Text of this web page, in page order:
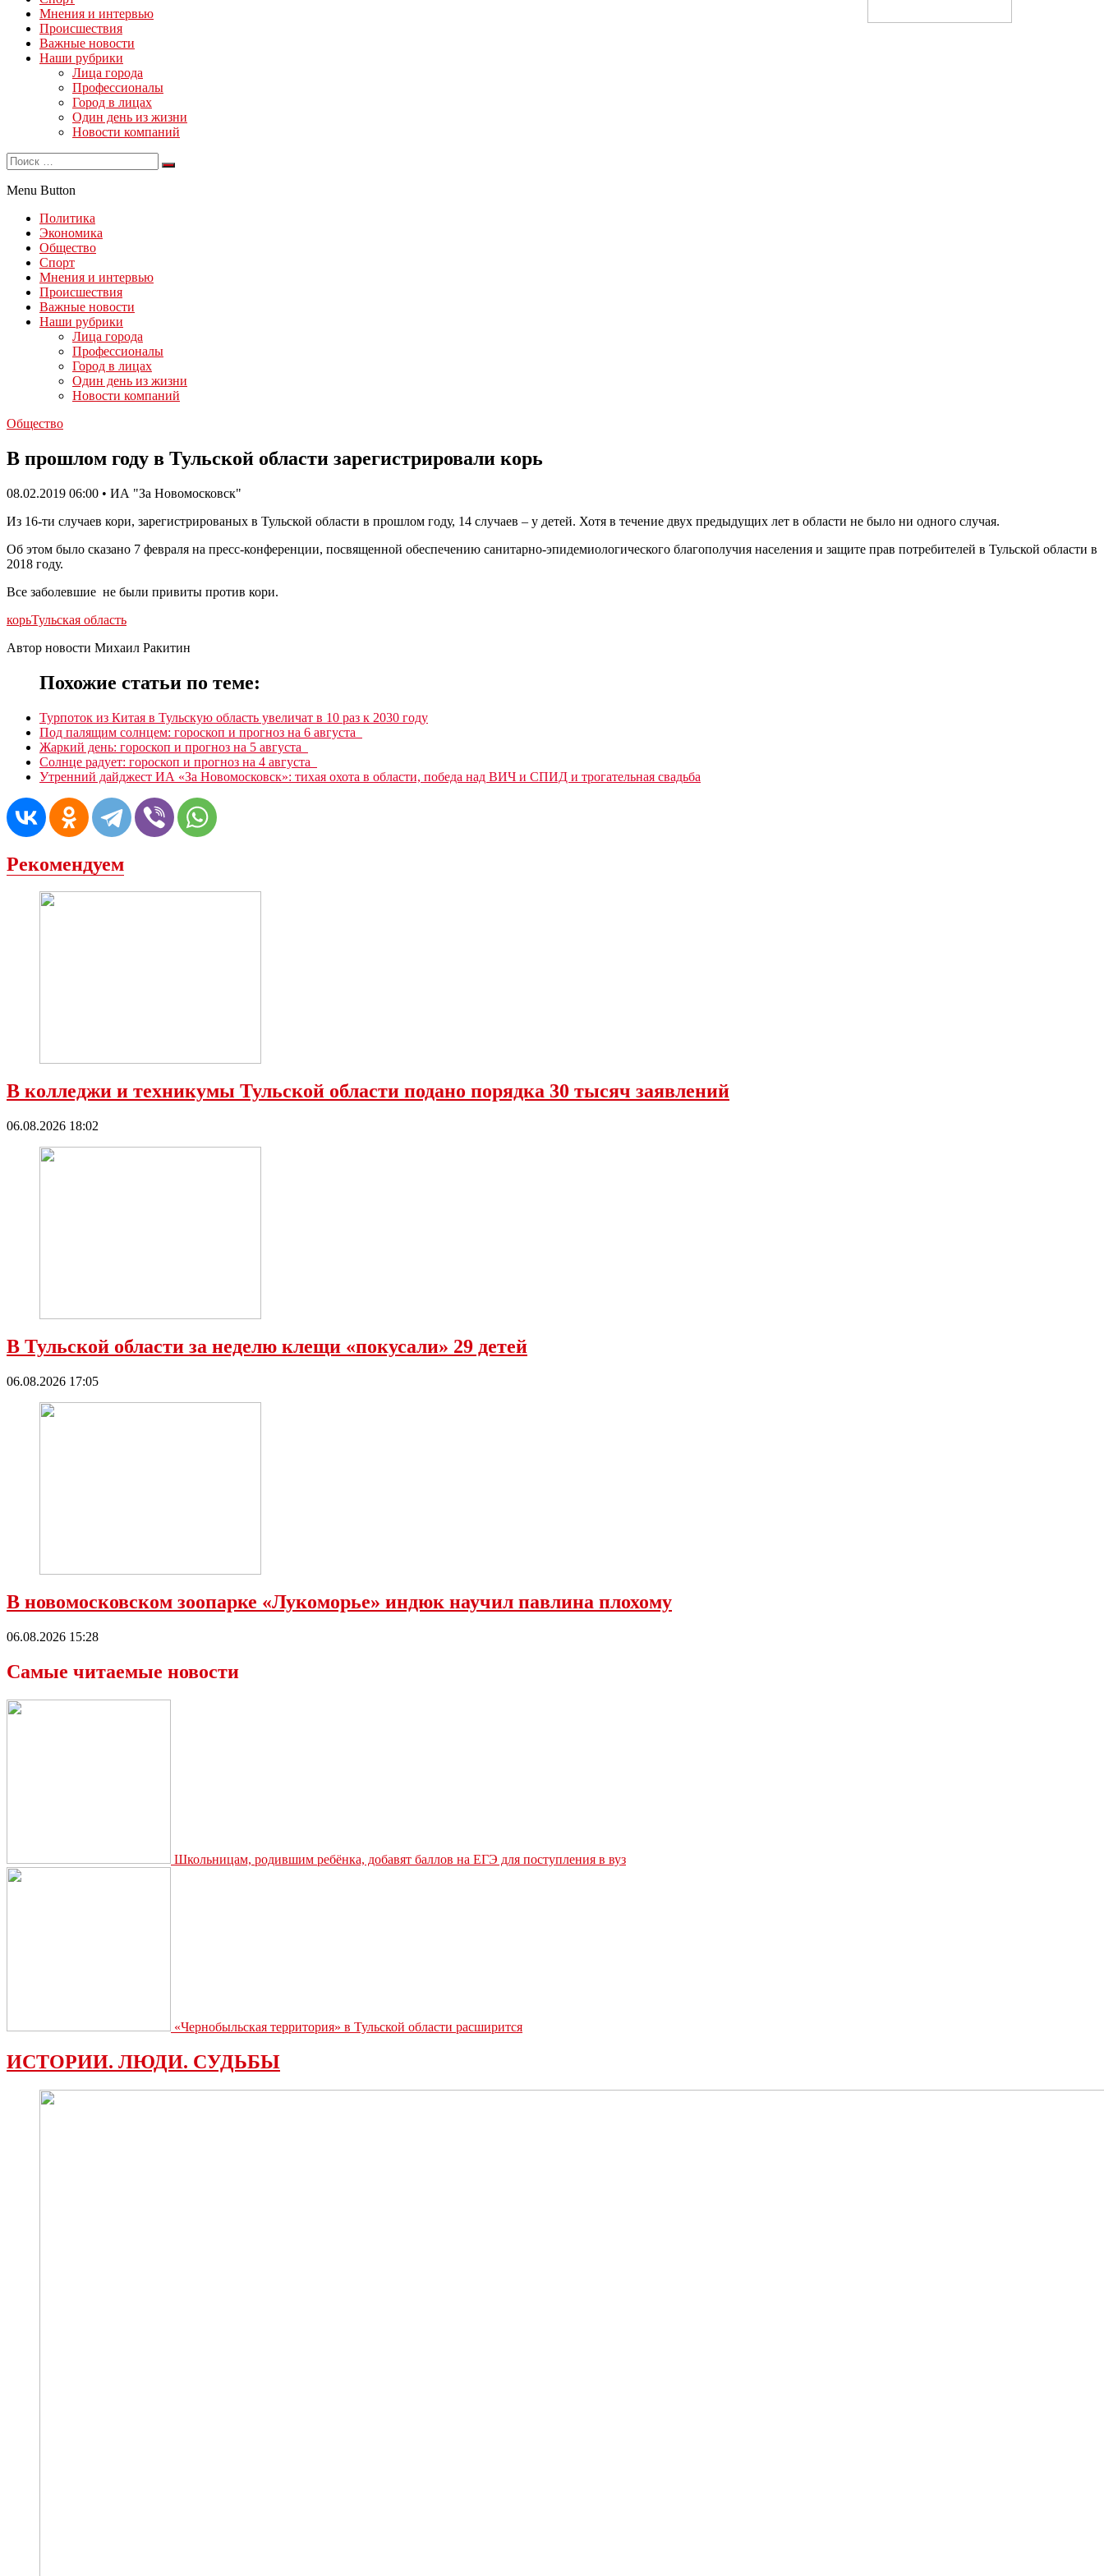
Мнения и интервью
Происшествия
Важные новости
Наши рубрики
Лица города
Профессионалы
Город в лицах
Один день из жизни
Новости компаний
Menu Button
Политика
Экономика
Общество
Спорт
Мнения и интервью
Происшествия
Важные новости
Наши рубрики
Лица города
Профессионалы
Город в лицах
Один день из жизни
Новости компаний
Общество
В прошлом году в Тульской области зарегистрировали корь
08.02.2019 06:00 • ИА "За Новомосковск"
Из 16-ти случаев кори, зарегистрированых в Тульской области в прошлом году, 14 случаев – у детей. Хотя в течение двух предыдущих лет в области не было ни одного случая.
Об этом было сказано 7 февраля на пресс-конференции, посвященной обеспечению санитарно-эпидемиологического благополучия населения и защите прав потребителей в Тульской области в
2018 году.
Все заболевшие не были привиты против кори.
корьТульская область
Автор новости Михаил Ракитин
Похожие статьи по теме:
Турпоток из Китая в Тульскую область увеличат в 10 раз к 2030 году
Под палящим солнцем: гороскоп и прогноз на 6 августа
Жаркий день: гороскоп и прогноз на 5 августа
Солнце радует: гороскоп и прогноз на 4 августа
Утренний дайджест ИА «За Новомосковск»: тихая охота в области, победа над ВИЧ и СПИД и трогательная свадьба
Рекомендуем
В колледжи и техникумы Тульской области подано порядка 30 тысяч заявлений
06.08.2026 18:02
В Тульской области за неделю клещи «покусали» 29 детей
06.08.2026 17:05
В новомосковском зоопарке «Лукоморье» индюк научил павлина плохому
06.08.2026 15:28
Самые читаемые новости
Школьницам, родившим ребёнка, добавят баллов на ЕГЭ для поступления в вуз
«Чернобыльская территория» в Тульской области расширится
ИСТОРИИ. ЛЮДИ. СУДЬБЫ